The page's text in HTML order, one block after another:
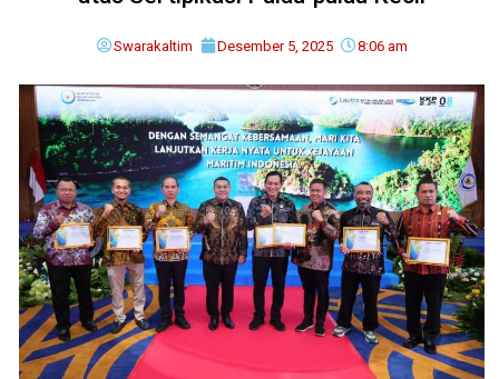
Swarakaltim Desember 5, 2025 8:06 am